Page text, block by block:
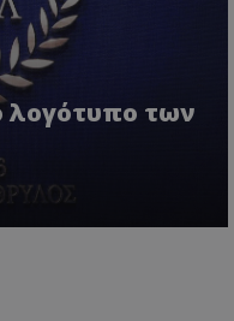
λογότυπο των